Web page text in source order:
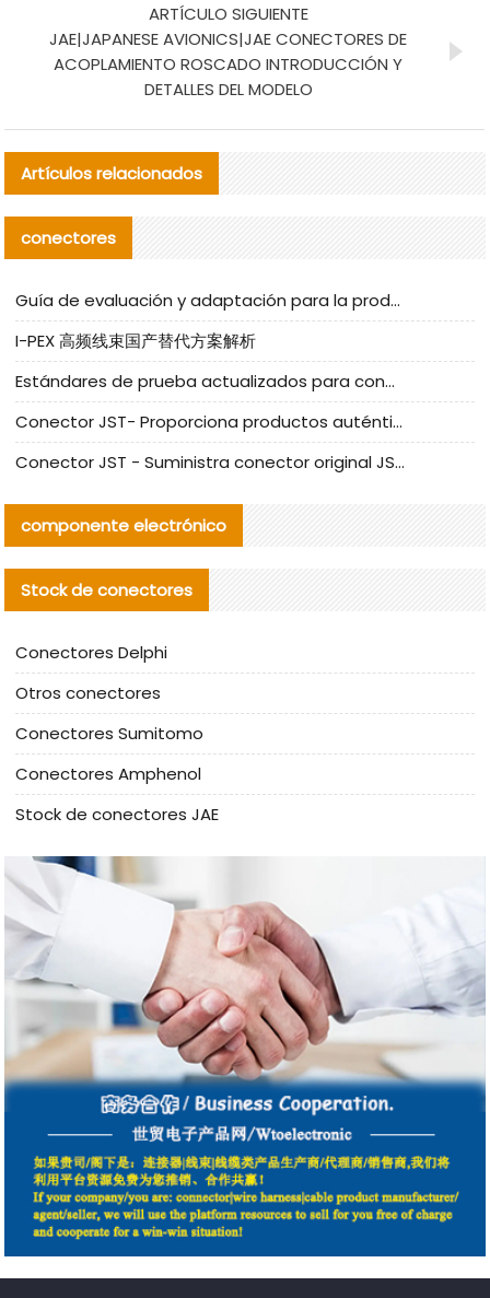
ARTÍCULO SIGUIENTE
JAE|JAPANESE AVIONICS|JAE CONECTORES DE
ACOPLAMIENTO ROSCADO INTRODUCCIÓN Y
DETALLES DEL MODELO
Artículos relacionados
conectores
Guía de evaluación y adaptación para la producción en serie de componentes de cables nacionales para CNC Tech
I-PEX 高频线束国产替代方案解析
Estándares de prueba actualizados para conectores nacionales bajo la referencia de CLIFF
Conector JST- Proporciona productos auténticos y alternativos del conector JST NSHR-02V-S
Conector JST - Suministra conector original JST GHR-09V-S | productos alternativos
componente electrónico
Stock de conectores
Conectores Delphi
Otros conectores
Conectores Sumitomo
Conectores Amphenol
Stock de conectores JAE